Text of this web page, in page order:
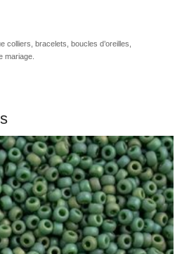
colliers, bracelets, boucles d’oreilles,
mariage.